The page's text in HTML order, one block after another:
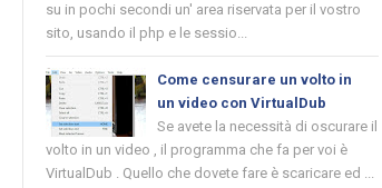
su in pochi secondi un' area riservata per il vostro
sito, usando il php e le sessio...
Come censurare un volto in
un video con VirtualDub
Se avete la necessità di oscurare il
volto in un video , il programma che fa per voi è
VirtualDub . Quello che dovete fare è scaricare ed ...